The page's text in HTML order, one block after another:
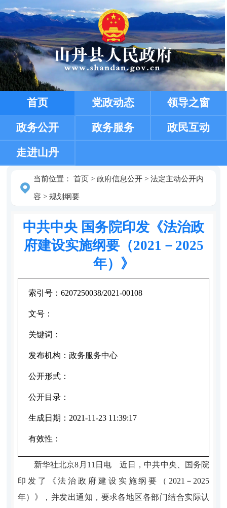
首页 党政动态 领导之窗
政务公开 政务服务 政民互动
走进山丹
当前位置： 首页> 政府信息公开> 法定主动公开内
容 > 规划纲要
中共中央 国务院印发《法治政
府建设实施纲要（2021－2025
年）》
索引号： 6207250038/2021-00108
文号：
关键词：
发布机构： 政务服务中心
公开形式：
公开目录：
生成日期： 2021-11-23 11:39:17
有效性：
新华社北京8月11日电 近日，中共中央、国务院
印发了《法治政府建设实施纲要（2021－2025
年）》，并发出通知，要求各地区各部门结合实际认